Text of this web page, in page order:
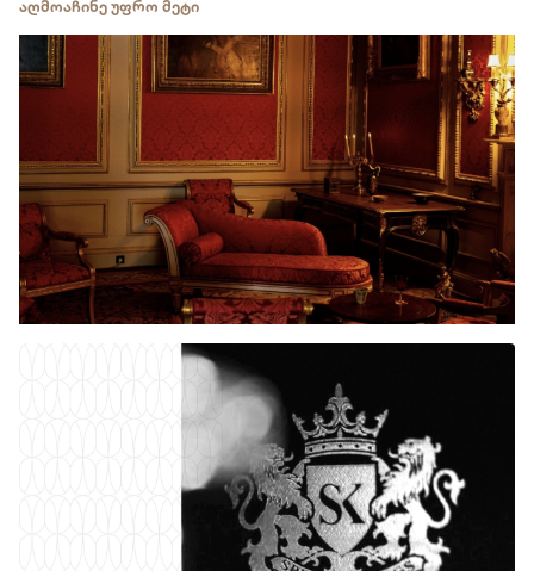
აღმოაჩინე უფრო მეტი